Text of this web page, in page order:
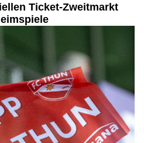
Ticket-Zweitmarkt